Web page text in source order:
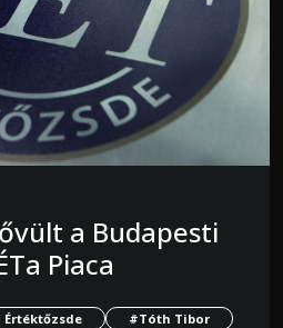
a Budapesti
Piaca
#Tóth Tibor